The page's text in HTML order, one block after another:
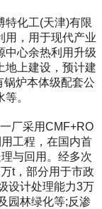
特化工(天津)有限
用，用于现代产业
中心余热利用升级
地上建设，预计建
锅炉本体级配套公
。
厂采用CMF+RO
工程，在国内首
与回用。经多次
t，部分用于市政
设计处理能力3万
园林绿化等;反渗